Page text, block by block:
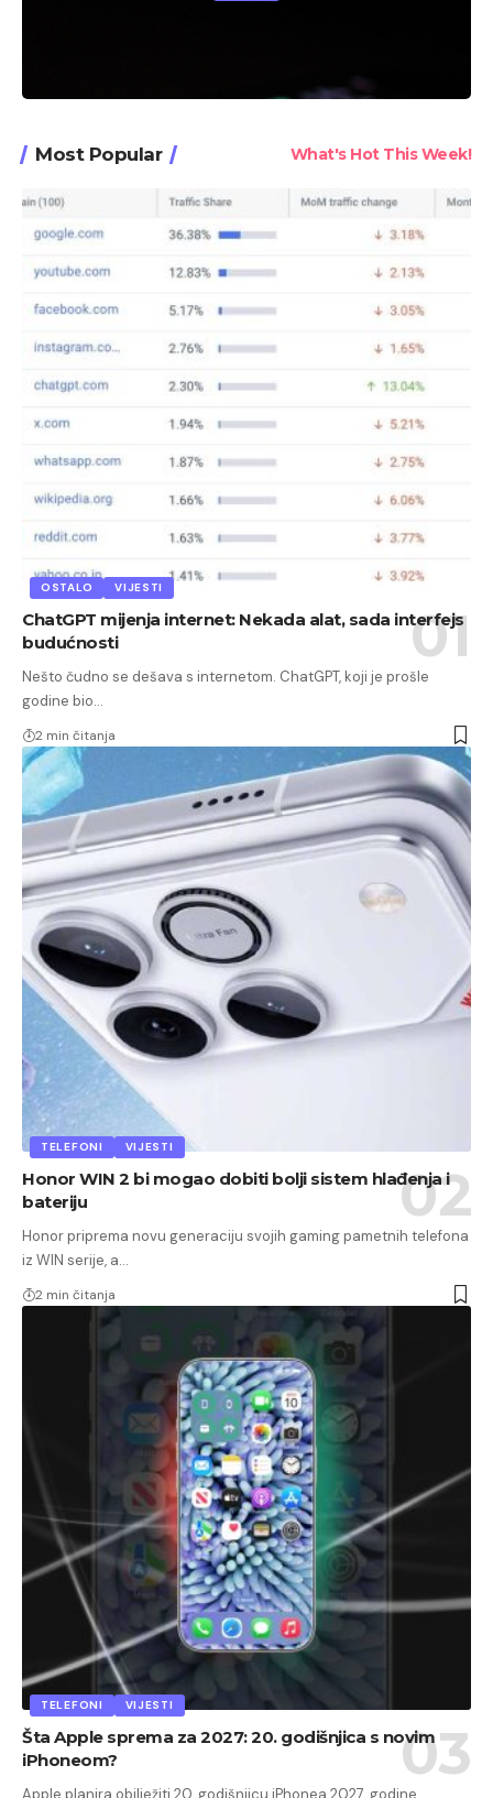
Most Popular What's Hot This Week!
OSTALO VIJESTI
ChatGPT mijenja internet: Nekada alat, sada interfejs
budućnosti
Nešto čudno se dešava s internetom. ChatGPT, koji je prošle
godine bio…
2 min čitanja
TELEFONI VIJESTI
Honor WIN 2 bi mogao dobiti bolji sistem hlađenja i
bateriju
Honor priprema novu generaciju svojih gaming pametnih telefona
iz WIN serije, a…
2 min čitanja
TELEFONI VIJESTI
Šta Apple sprema za 2027: 20. godišnjica s novim
iPhoneom?
Apple planira obilježiti 20. godišnjicu iPhonea 2027. godine